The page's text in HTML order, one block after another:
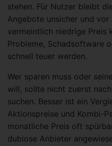
stehen. Für Nutzer bleibt
Angebote unsicher und
vermeintlich niedrige Preis
Probleme, Schadsoftware
schnell teuer werden.
Wer sparen muss oder
will, sollte nicht zuerst
suchen. Besser ist ein
Aktionspreise und Kombi-
monatliche Preis oft
dubiose Anbieter